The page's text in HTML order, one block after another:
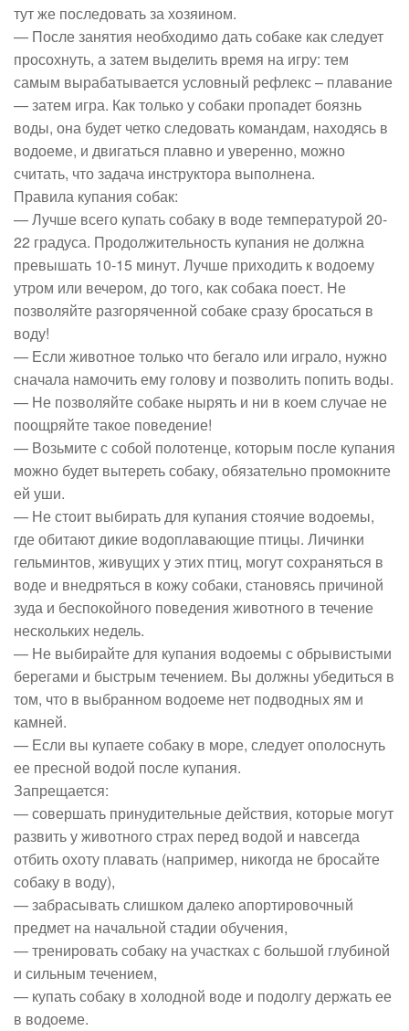
тут же последовать за хозяином.
— После занятия необходимо дать собаке как следует
просохнуть, а затем выделить время на игру: тем
самым вырабатывается условный рефлекс – плавание
— затем игра. Как только у собаки пропадет боязнь
воды, она будет четко следовать командам, находясь в
водоеме, и двигаться плавно и уверенно, можно
считать, что задача инструктора выполнена.
Правила купания собак:
— Лучше всего купать собаку в воде температурой 20-
22 градуса. Продолжительность купания не должна
превышать 10-15 минут. Лучше приходить к водоему
утром или вечером, до того, как собака поест. Не
позволяйте разгоряченной собаке сразу бросаться в
воду!
— Если животное только что бегало или играло, нужно
сначала намочить ему голову и позволить попить воды.
— Не позволяйте собаке нырять и ни в коем случае не
поощряйте такое поведение!
— Возьмите с собой полотенце, которым после купания
можно будет вытереть собаку, обязательно промокните
ей уши.
— Не стоит выбирать для купания стоячие водоемы,
где обитают дикие водоплавающие птицы. Личинки
гельминтов, живущих у этих птиц, могут сохраняться в
воде и внедряться в кожу собаки, становясь причиной
зуда и беспокойного поведения животного в течение
нескольких недель.
— Не выбирайте для купания водоемы с обрывистыми
берегами и быстрым течением. Вы должны убедиться в
том, что в выбранном водоеме нет подводных ям и
камней.
— Если вы купаете собаку в море, следует ополоснуть
ее пресной водой после купания.
Запрещается:
— совершать принудительные действия, которые могут
развить у животного страх перед водой и навсегда
отбить охоту плавать (например, никогда не бросайте
собаку в воду),
— забрасывать слишком далеко апортировочный
предмет на начальной стадии обучения,
— тренировать собаку на участках с большой глубиной
и сильным течением,
— купать собаку в холодной воде и подолгу держать ее
в водоеме.